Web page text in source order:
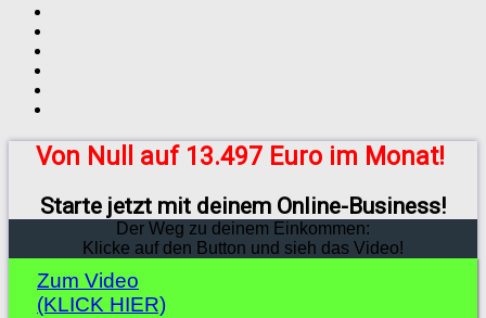
Von Null auf 13.497 Euro im Monat!
Starte jetzt mit deinem Online-Business!
Der Weg zu deinem Einkommen:
Klicke auf den Button und sieh das Video!
Zum Video
(KLICK HIER)